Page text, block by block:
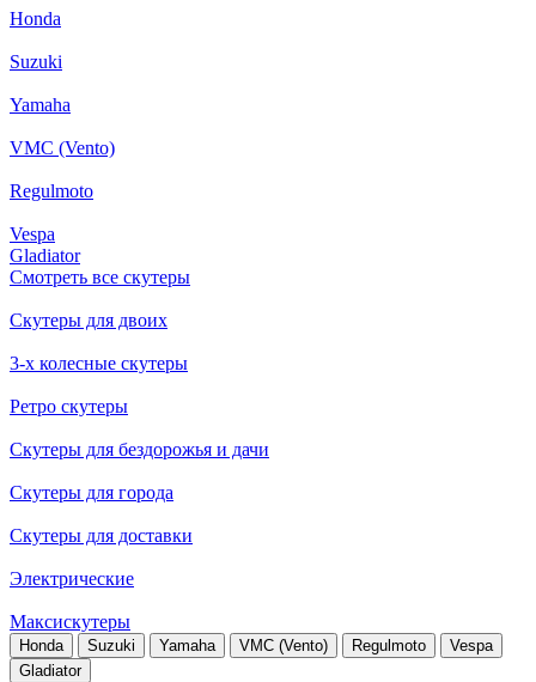
Honda
Suzuki
Yamaha
VMC (Vento)
Regulmoto
Vespa
Gladiator
Смотреть все скутеры
Скутеры для двоих
3-х колесные скутеры
Ретро скутеры
Скутеры для бездорожья и дачи
Скутеры для города
Скутеры для доставки
Электрические
Максискутеры
Honda Suzuki Yamaha VMC (Vento) Regulmoto
Vespa
Gladiator